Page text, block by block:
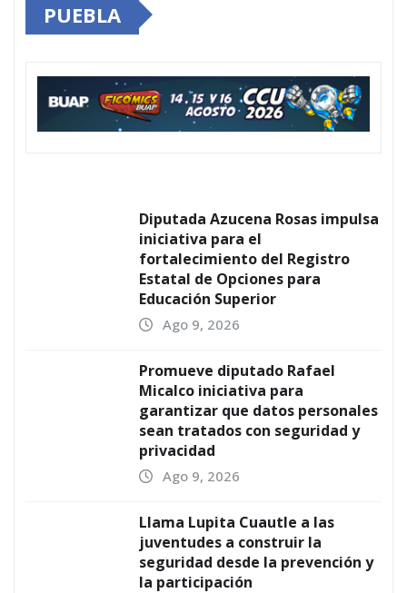
PUEBLA
Diputada Azucena Rosas impulsa
iniciativa para el
fortalecimiento del Registro
Estatal de Opciones para
Educación Superior
Ago 9, 2026
Promueve diputado Rafael
Micalco iniciativa para
garantizar que datos personales
sean tratados con seguridad y
privacidad
Ago 9, 2026
Llama Lupita Cuautle a las
juventudes a construir la
seguridad desde la prevención y
la participación